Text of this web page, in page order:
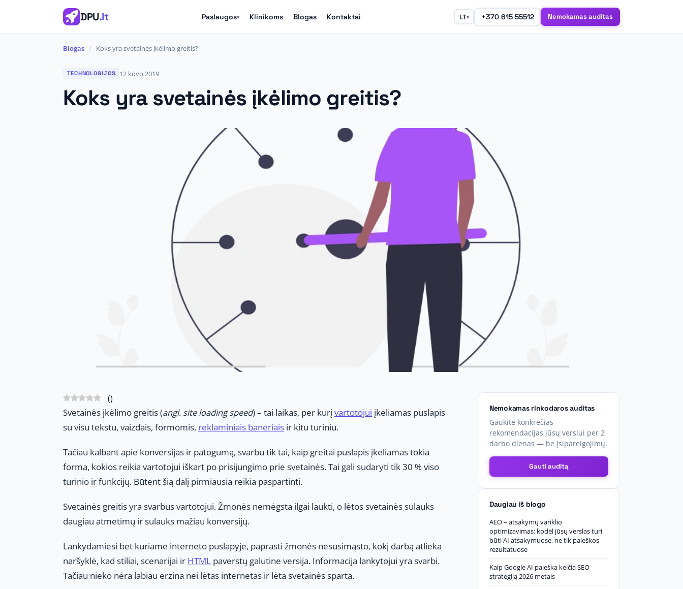
DPU.lt Paslaugos▾ Klinikoms Blogas Kontaktai LT▾ +370 615 55512 Nemokamas auditas
Blogas / Koks yra svetainės įkėlimo greitis?
TECHNOLOGIJOS 12 kovo 2019
Koks yra svetainės įkėlimo greitis?
()
Svetainės įkėlimo greitis (angl. site loading speed) – tai laikas, per kurį vartotojui įkeliamas puslapis
su visu tekstu, vaizdais, formomis, reklaminiais baneriais ir kitu turiniu.
Tačiau kalbant apie konversijas ir patogumą, svarbu tik tai, kaip greitai puslapis įkeliamas tokia
forma, kokios reikia vartotojui iškart po prisijungimo prie svetainės. Tai gali sudaryti tik 30 % viso
turinio ir funkcijų. Būtent šią dalį pirmiausia reikia paspartinti.
Svetainės greitis yra svarbus vartotojui. Žmonės nemėgsta ilgai laukti, o lėtos svetainės sulauks
daugiau atmetimų ir sulauks mažiau konversijų.
Lankydamiesi bet kuriame interneto puslapyje, paprasti žmonės nesusimąsto, kokį darbą atlieka
naršyklė, kad stiliai, scenarijai ir HTML paverstų galutine versija. Informacija lankytojui yra svarbi.
Tačiau nieko nėra labiau erzina nei lėtas internetas ir lėta svetainės sparta.
Nemokamas rinkodaros auditas
Gaukite konkrečias
rekomendacijas jūsų verslui per 2
darbo dienas — be įsipareigojimų.
Gauti auditą
Daugiau iš blogo
AEO – atsakymų variklio
optimizavimas: kodėl jūsų verslas turi
būti AI atsakymuose, ne tik paieškos
rezultatuose
Kaip Google AI paieška keičia SEO
strategiją 2026 metais